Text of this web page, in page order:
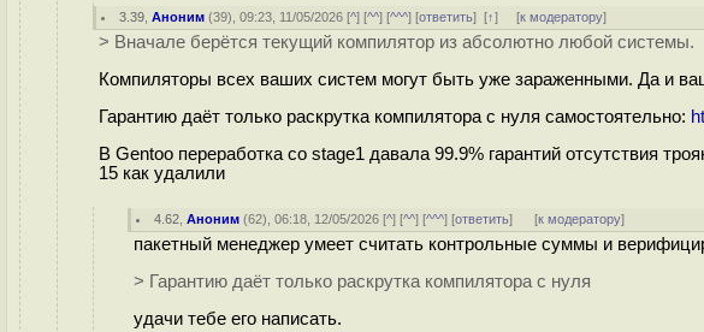
3.39 ,Аноним (39), 09:23, 11/05/2026 [^] [^^] [^^^] [ответить][↑] [к модератору]
> Вначале берётся текущий компилятор из абсолютно любой системы.
Компиляторы всех ваших систем могут быть уже зараженными. Да и
Гарантию даёт только раскрутка компилятора с нуля самостоятельно:
В Gentoo переработка со stage1 давала 99.9% гарантий отсутствия
15 как удалили
4.62 ,Аноним (62), 06:18, 12/05/2026 [^] [^^] [^^^] [ответить] [к модератору]
пакетный менеджер умеет считать контрольные суммы и
> Гарантию даёт только раскрутка компилятора с нуля
удачи тебе его написать.